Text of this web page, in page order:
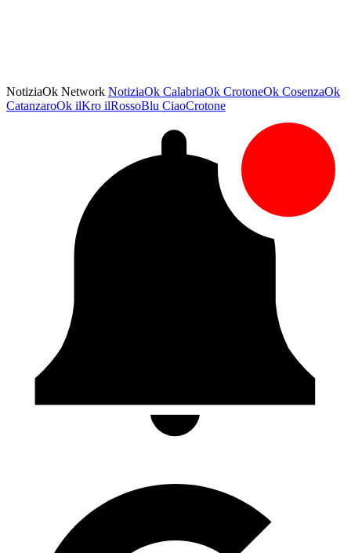
NotiziaOk Network NotiziaOk CalabriaOk CrotoneOk CosenzaOk
CatanzaroOk ilKro ilRossoBlu CiaoCrotone